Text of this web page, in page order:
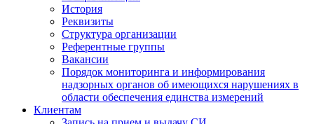
История
Реквизиты
Структура организации
Референтные группы
Вакансии
Порядок мониторинга и информирования
надзорных органов об имеющихся нарушениях в
области обеспечения единства измерений
Клиентам